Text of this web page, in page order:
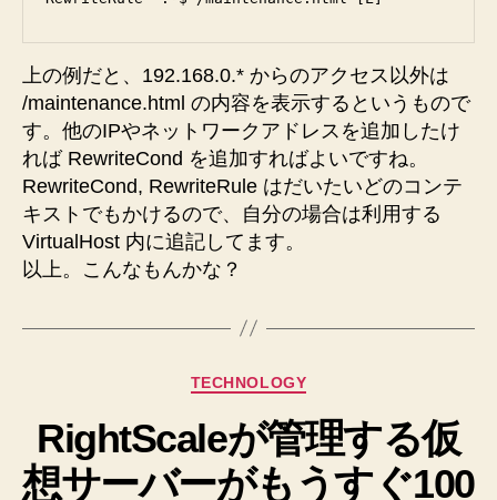
上の例だと、192.168.0.* からのアクセス以外は
/maintenance.html の内容を表示するというもので
す。他のIPやネットワークアドレスを追加したけ
れば RewriteCond を追加すればよいですね。
RewriteCond, RewriteRule はだいたいどのコンテ
キストでもかけるので、自分の場合は利用する
VirtualHost 内に追記してます。
以上。こんなもんかな？
カ
ゴ
リ
ー
TECHNOLOGY
RightScaleが管理する仮
想サーバーがもうすぐ100